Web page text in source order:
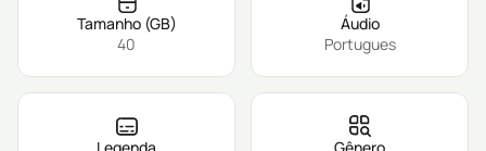
Tamanho (GB)
40
Áudio
Portugues